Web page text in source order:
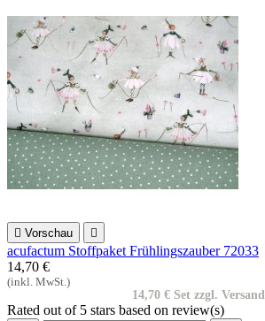
 Vorschau 
acufactum Stoffpaket Frühlingszauber 72033
14,70 €
(inkl. MwSt.)
14,70 € Set zzgl. Versand
Rated out of 5 stars based on review(s)